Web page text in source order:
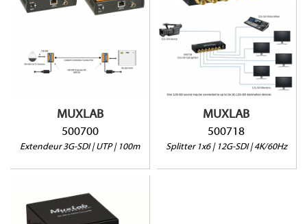
MUXLAB
500700
Extendeur 3G-SDI | UTP | 100m
Vendu par paire (2
unités)
MUXLAB
500718
Splitter 1x6 | 12G-SDI | 4K/60Hz
12G-SDI jusqu'à 45m
4K@60Hz
1x BNC / 6x BNC